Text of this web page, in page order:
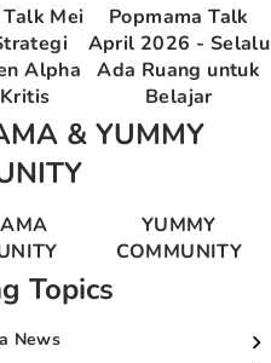
Mei
Alpha
Popmama Talk
April 2026 - Selalu
Ada Ruang untuk
Belajar
& YUMMY
YUMMY
COMMUNITY
Topics
News